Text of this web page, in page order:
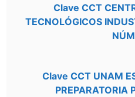
Clave CCT
TECNOLÓGICOS
Clave CCT UNAM
PREPARATORIA